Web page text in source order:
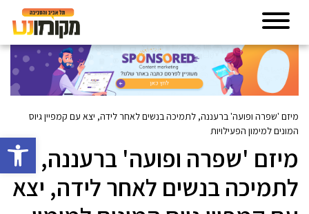
פתח
מיזם 'שפרה ופועה' ברעננה, לתמיכה בנשים לאחר לידה, יצא עם קמפיין גיוס
המונים למימון הפעילויות
מיזם 'שפרה ופועה' ברעננה,
לתמיכה בנשים לאחר לידה, יצא